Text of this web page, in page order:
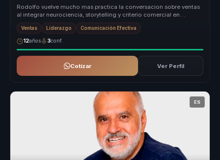
Rodolfo vuelve mucho mas practica la conversacion sobre ventas
al integrar neurociencia, storytelling y criterio comercial en
herramienta...
Ventas Liderazgo Comunicación Efectiva
12años 3conf.
Cotizar Ver Perfil
ES